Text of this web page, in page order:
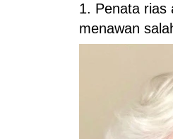
1. Penata rias
menawan